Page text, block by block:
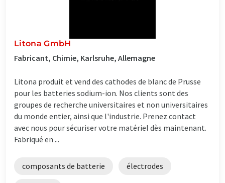
Litona GmbH
Fabricant, Chimie, Karlsruhe, Allemagne
Litona produit et vend des cathodes de blanc de Prusse
pour les batteries sodium-ion. Nos clients sont des
groupes de recherche universitaires et non universitaires
du monde entier, ainsi que l'industrie. Prenez contact
avec nous pour sécuriser votre matériel dès maintenant.
Fabriqué en ...
composants de batterie électrodes